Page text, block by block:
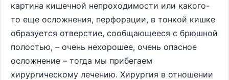
картина кишечной непроходимости или какого-
то еще осложнения, перфорации, в тонкой кишке
образуется отверстие, сообщающееся с брюшной
полостью, – очень нехорошее, очень опасное
осложнение – тогда мы прибегаем
хирургическому лечению. Хирургия в отношении